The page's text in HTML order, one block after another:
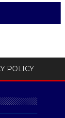
POLICY